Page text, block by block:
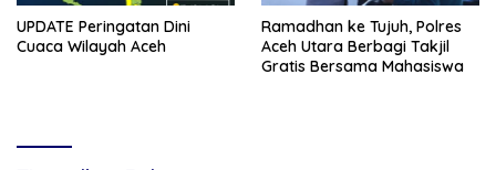
UPDATE Peringatan Dini
Cuaca Wilayah Aceh
Ramadhan ke Tujuh, Polres
Aceh Utara Berbagi Takjil
Gratis Bersama Mahasiswa